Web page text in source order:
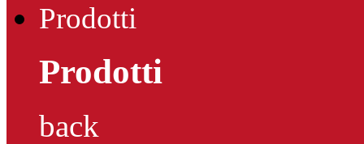
Prodotti
Prodotti
back